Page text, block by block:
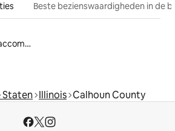
Beste bezienswaardigheden in de
Huisdiervriendelijke accommodaties
Staten Illinois Calhoun County